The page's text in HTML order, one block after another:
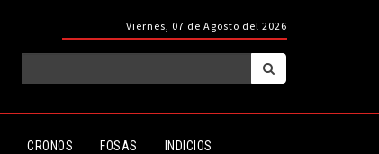
Viernes, 07 de Agosto del 2026
CRONOS FOSAS INDICIOS